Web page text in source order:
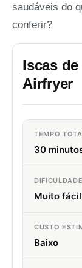
saudáveis do
conferir?
Iscas
Airfryer
TEMPO
30
DIFICULDADE
Muito fácil
CUSTO
Baixo